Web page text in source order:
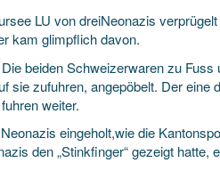
LU von dreiNeonazis
kam glimpflich davon.
beidenSchweizerwaren zu Fuss
sie zufuhren, angepöbelt. Der eine
weiter.
eingeholt,wie die
den „Stinkfinger“ gezeigt hatte,